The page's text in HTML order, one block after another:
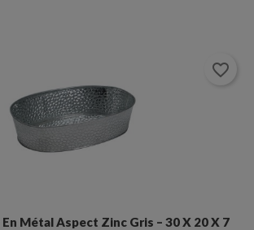
Métal Aspect Zinc Gris – 30 X 20 X 7
favorite_border